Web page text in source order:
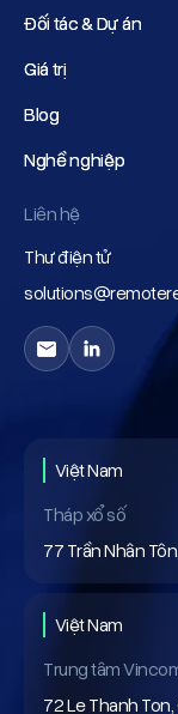
Đối tác & Dự án
Đối tác & Dự án
Giá trị
Giá trị
Blog
Blog
Nghề nghiệp
Nghề nghiệp
Liên hệ
Thư điện tử
Việt Nam
Tháp xổ số
77 Trần Nhân
Việt Nam
Trung tâm
72 Le Thanh Ton,